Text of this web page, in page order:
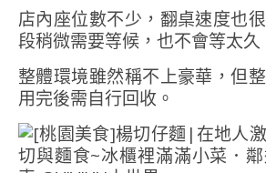
店內座位數不少，翻桌速度也
段稍微需要等候，也不會等太久
整體環境雖然稱不上豪華，但
用完後需自行回收。